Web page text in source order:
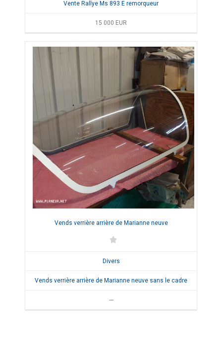
Vente Rallye Ms 893 E remorqueur
15 000 EUR
Vends verrière arrière de Marianne neuve
Divers
Vends verrière arrière de Marianne neuve sans le cadre
---